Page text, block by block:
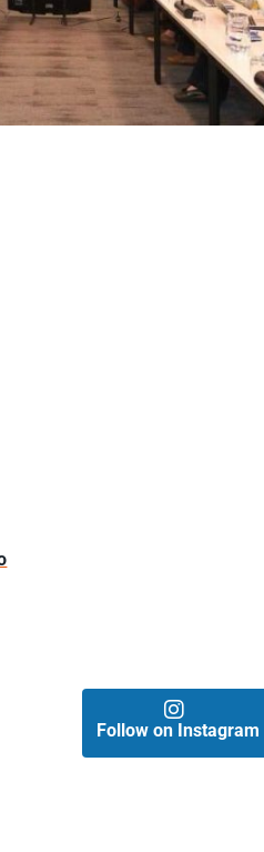
Follow on Instagram